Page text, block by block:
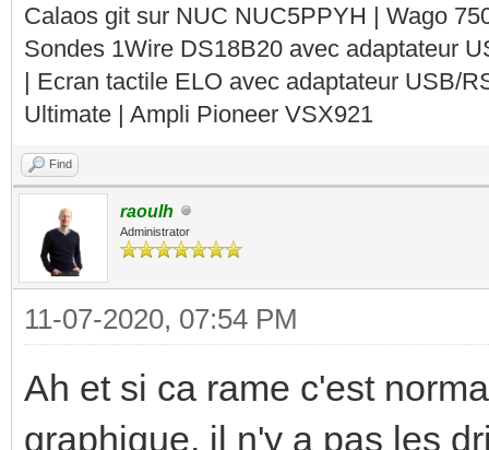
Calaos git sur NUC NUC5PPYH | Wago
Sondes 1Wire DS18B20 avec adaptateur
| Ecran tactile ELO avec adaptateur USB/
Ultimate | Ampli Pioneer VSX921
Find
raoulh
Administrator
11-07-2020, 07:54 PM
Ah et si ca rame c'est
graphique, il n'y a pas les